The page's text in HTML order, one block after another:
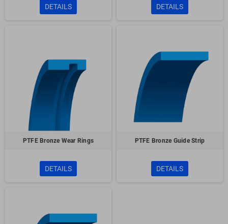
DETAILS DETAILS
PTFE Bronze Wear Rings
DETAILS
PTFE Bronze Guide Strip
DETAILS